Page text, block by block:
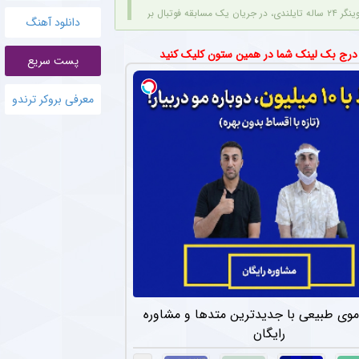
دانلود آهنگ
پست سریع
معرفی بروکر ترندو
جان خود را از دست داد.
مالی آنتونیو آدان با استقلال بر سر مطالبات
سابق استقلال، به دلیل اختلاف بر سر مبلغ مطالبات (۱۰۰ تا ۲۰۰ هزار یورو) قصد شکایت از باشگاه را دارد.
انتقالات استقلال در فوتبال ایران خنثی شد + جزئیات
با پنجره نقل‌وانتقالاتی بسته روزهای دشواری را سپری می‌کند که در همین شرایط،
از شغل جدید مدیرعامل پرسپولیس + عکس
مدیرعامل جوان باشگاه پرسپولیس، به عنوان سفیر افتخاری ورزش چوگان انتخاب شد.
مجیدی در دبی و انتظار برای پیشنهاد جدید
پنجاه‌سالگی، دور از هیاهوی فوتبال ایران، روزهای آرامی را در دبی سپری می‌کند و
آقای گل فوتبال ایران برای آتش بازی در لیگ برتر + عکس
در شرایطی پیراهن تراکتور را بر تن کرده که برخلاف بسیاری از مهاجمان نامدار این تیم، با
گذشته سپاهان با تمدید یک فصل دیگر در این تیم ماند + عکس
درج بک لینک شما در همین ستون کلیک کنید
طبیعی با جدیدترین متدها و مشاوره
رایگان